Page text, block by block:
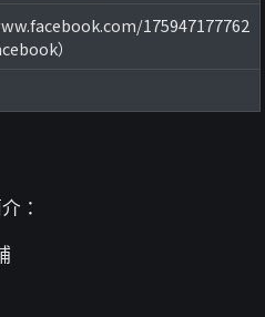
175947177762
）
：